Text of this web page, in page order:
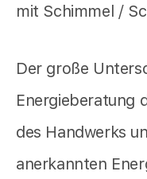
mit Schimmel /
Der große
Energieberatung
des Handwerks
anerkannten